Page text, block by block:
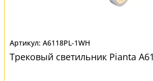
A6118PL-1WH
Трековый светильник Pianta